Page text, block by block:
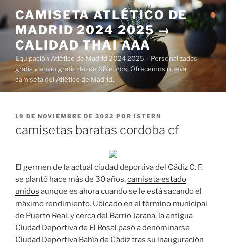
al
contenido
CAMISETA ATLÉTICO DE
MADRID 2024 2025 →
CALIDAD THAI AAA
Equipación Atlético de Madrid 2024 2025 – Personalizadas
gratis y envío gratis desde 68 euros. Ofrecemos nueva
camiseta del Atlético de Madrid.
PUBLICADO
19 DE NOVIEMBRE DE 2022 POR ISTERN
camisetas baratas cordoba cf
El germen de la actual ciudad deportiva del Cádiz C. F.
se plantó hace más de 30 años,camiseta estado
unidos aunque es ahora cuando se le está sacando el
máximo rendimiento. Ubicado en el término municipal
de Puerto Real, y cerca del Barrio Jarana, la antigua
Ciudad Deportiva de El Rosal pasó a denominarse
Ciudad Deportiva Bahía de Cádiz tras su inauguración